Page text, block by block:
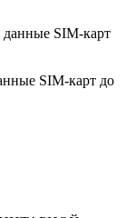
SIM-карт до